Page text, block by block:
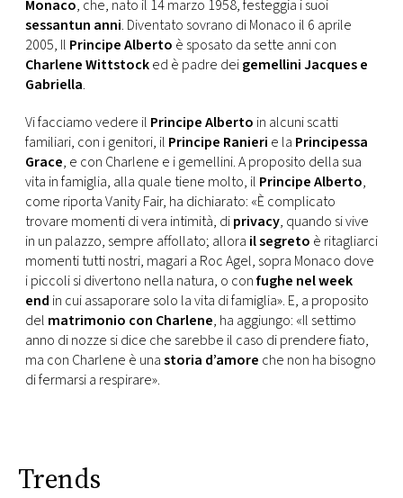
PRINCIPATO
DI
MONACO
RMC
CONSIGLIA
Monaco, che, nato il 14 marzo 1958, festeggia i suoi
sessantun anni. Diventato sovrano di Monaco il 6 aprile
2005, Il Principe Alberto è sposato da sette anni con
Charlene Wittstocked è padre deigemellini Jacques e
Gabriella.
Vi facciamo vedere il Principe Alberto in alcuni scatti
familiari, con i genitori, il Principe Ranieri e la Principessa
Grace, e con Charlene e i gemellini. A proposito della sua
vita in famiglia, alla quale tiene molto, il Principe Alberto,
come riporta Vanity Fair, ha dichiarato: «È complicato
trovare momenti di vera intimità, diprivacy, quando si vive
in un palazzo, sempre affollato; allora il segreto è ritagliarci
momenti tutti nostri, magari a Roc Agel, sopra Monaco dove
i piccoli si divertono nella natura, o confughe nel week
end in cui assaporare solo la vita di famiglia». E, a proposito
del matrimonio con Charlene, ha aggiungo: «Il settimo
anno di nozze si dice che sarebbe il caso di prendere fiato,
ma con Charlene è unastoria d’amore che non ha bisogno
di fermarsi a respirare».
Trends